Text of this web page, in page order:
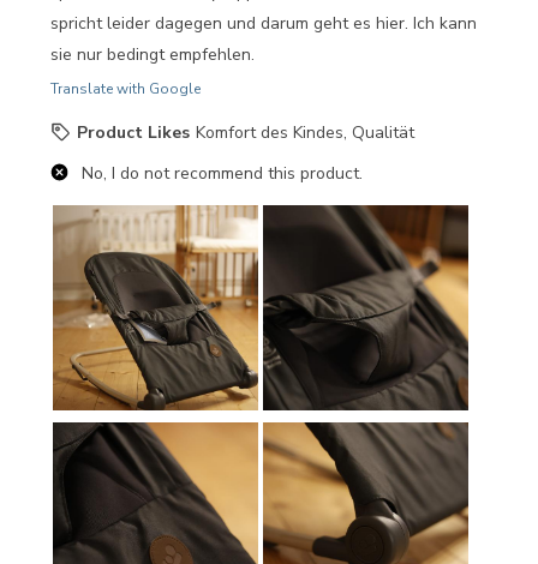
spricht leider dagegen und darum geht es hier. Ich kann
sie nur bedingt empfehlen.
Translate with Google
Product Likes Komfort des Kindes, Qualität
No, I do not recommend this product.